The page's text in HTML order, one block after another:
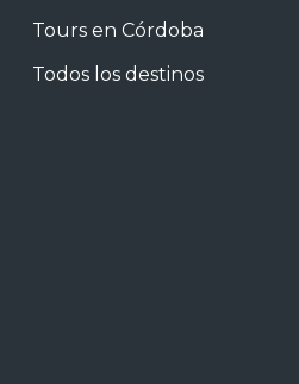
Tours en Córdoba
Todos los destinos